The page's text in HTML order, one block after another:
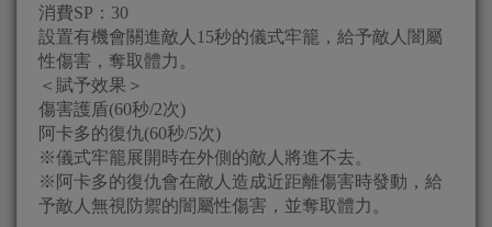
消費SP：30
設置有機會關進敵人15秒的儀式牢籠，給予敵人闇屬
性傷害，奪取體力。
＜賦予效果＞
傷害護盾(60秒/2次)
阿卡多的復仇(60秒/5次)
※儀式牢籠展開時在外側的敵人將進不去。
※阿卡多的復仇會在敵人造成近距離傷害時發動，給
予敵人無視防禦的闇屬性傷害，並奪取體力。